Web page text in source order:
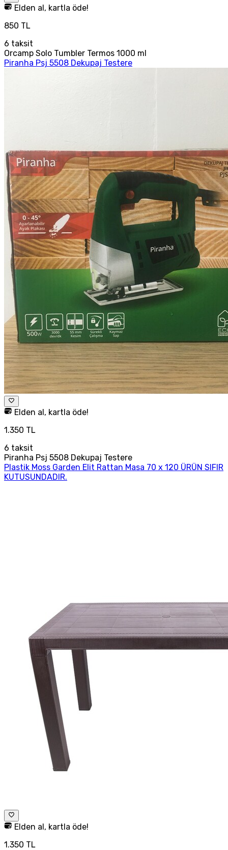
Elden al, kartla öde!
850 TL
6 taksit
Orcamp Solo Tumbler Termos 1000 ml
Piranha Psj 5508 Dekupaj Testere
Elden al, kartla öde!
1.350 TL
6 taksit
Piranha Psj 5508 Dekupaj Testere
Plastik Moss Garden Elit Rattan Masa 70 x 120 ÜRÜN SIFIR
KUTUSUNDADIR.
Elden al, kartla öde!
1.350 TL